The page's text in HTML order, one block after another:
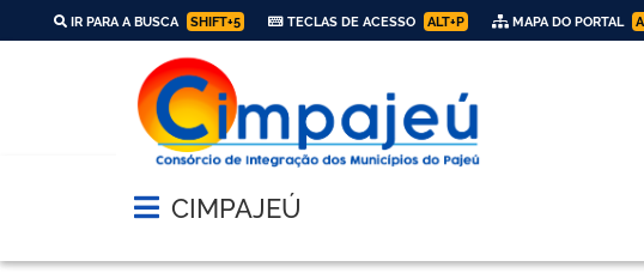
IR PARA A BUSCA SHIFT+5 TECLAS DE ACESSO ALT+P MAPA DO PORTAL
Abrir menu principal de navegação
CIMPAJEÚ